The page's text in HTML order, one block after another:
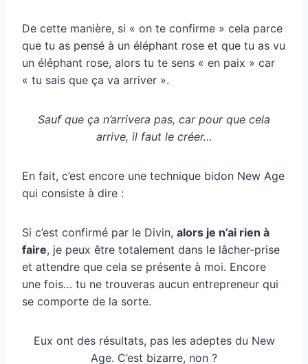
De cette manière, si « on te confirme » cela parce
que tu as pensé à un éléphant rose et que tu as vu
un éléphant rose, alors tu te sens « en paix » car
« tu sais que ça va arriver ».
Sauf que ça n’arrivera pas, car pour que cela
arrive, il faut le créer…
En fait, c’est encore une technique bidon New Age
qui consiste à dire :
Si c’est confirmé par le Divin, alors je n’ai rien à
faire, je peux être totalement dans le lâcher-prise
et attendre que cela se présente à moi. Encore
une fois… tu ne trouveras aucun entrepreneur qui
se comporte de la sorte.
Eux ont des résultats, pas les adeptes du New
Age. C’est bizarre, non ?